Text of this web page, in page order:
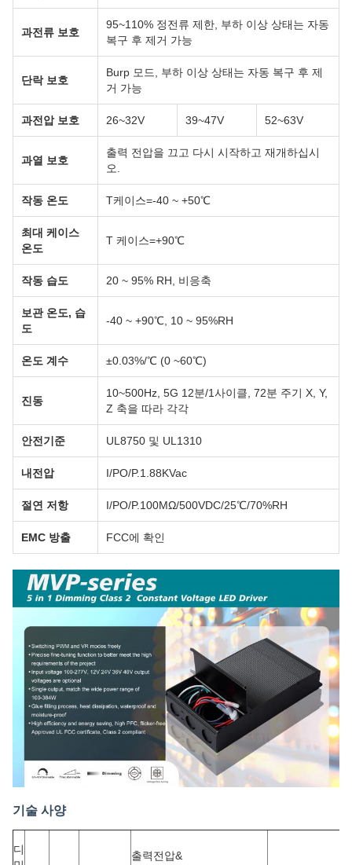
과전류 보호
95~110% 정전류 제한, 부하 이상 상태는 자동
복구 후 제거 가능
단락 보호
Burp 모드, 부하 이상 상태는 자동 복구 후 제
거 가능
과전압 보호 26~32V 39~47V 52~63V
과열 보호
출력 전압을 끄고 다시 시작하고 재개하십시
오.
작동 온도 T케이스=-40 ~ +50℃
최대 케이스
온도
T 케이스=+90℃
작동 습도 20 ~ 95% RH, 비응축
보관 온도, 습
도
-40 ~ +90℃, 10 ~ 95%RH
온도 계수 ±0.03%/℃ (0 ~60℃)
진동
10~500Hz, 5G 12분/1사이클, 72분 주기 X, Y,
Z 축을 따라 각각
안전기준 UL8750 및 UL1310
내전압 I/PO/P.1.88KVac
절연 저항 I/PO/P.100MΩ/500VDC/25℃/70%RH
EMC 방출 FCC에 확인
기술 사양
디
출력전압&